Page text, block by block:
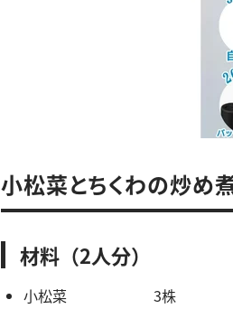
小松菜とちくわの炒め煮
材料（2人分）
小松菜 3株